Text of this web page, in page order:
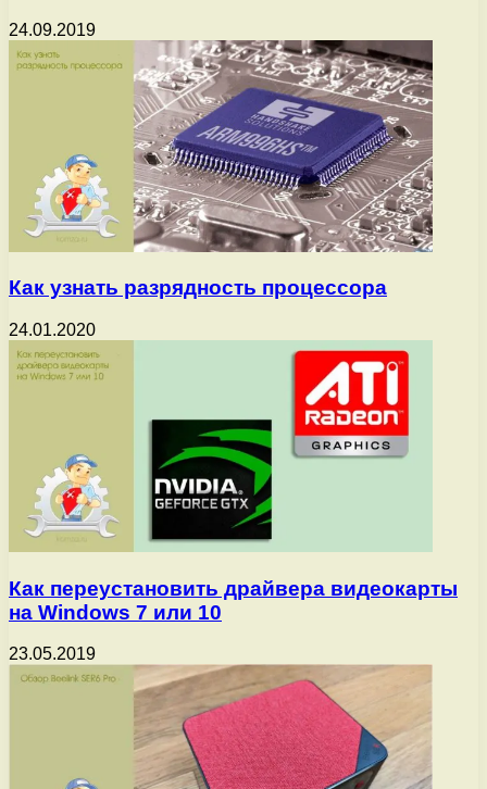
24.09.2019
Как узнать разрядность процессора
24.01.2020
Как переустановить драйвера видеокарты
на Windows 7 или 10
23.05.2019